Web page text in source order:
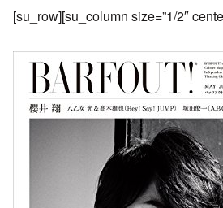
[su_row][su_column size=”1/2″